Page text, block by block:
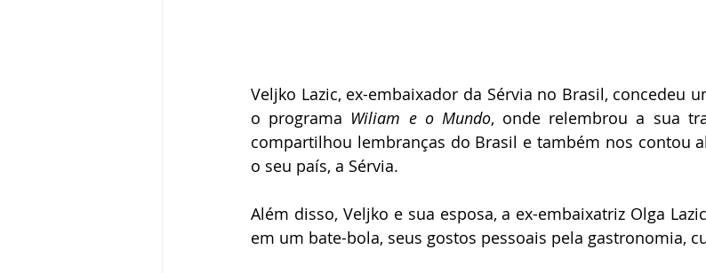
Veljko Lazic, ex-embaixador da Sérvia no Brasil, concedeu
o programa Wiliam e o Mundo, onde relembrou a sua
compartilhou lembranças do Brasil e também nos contou
o seu país, a Sérvia.
Além disso, Veljko e sua esposa, a ex-embaixatriz Olga
em um bate-bola, seus gostos pessoais pela gastronomia,